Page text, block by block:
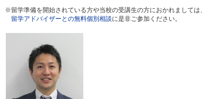
※留学準備を開始されている方や当校の受講生の方におかれましては、
留学アドバイザーとの無料個別相談に是非ご参加ください。